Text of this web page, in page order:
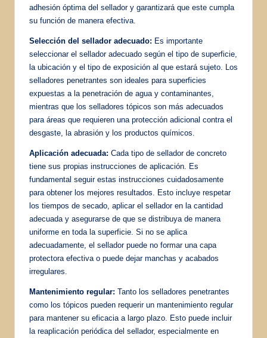
adhesión óptima del sellador y garantizará que este cumpla
su función de manera efectiva.
Selección del sellador adecuado: Es importante
seleccionar el sellador adecuado según el tipo de superficie,
la ubicación y el tipo de exposición al que estará sujeto. Los
selladores penetrantes son ideales para superficies
expuestas a la penetración de agua y contaminantes,
mientras que los selladores tópicos son más adecuados
para áreas que requieren una protección adicional contra el
desgaste, la abrasión y los productos químicos.
Aplicación adecuada: Cada tipo de sellador de concreto
tiene sus propias instrucciones de aplicación. Es
fundamental seguir estas instrucciones cuidadosamente
para obtener los mejores resultados. Esto incluye respetar
los tiempos de secado, aplicar el sellador en la cantidad
adecuada y asegurarse de que se distribuya de manera
uniforme en toda la superficie. Si no se aplica
adecuadamente, el sellador puede no formar una capa
protectora efectiva o puede dejar manchas y acabados
irregulares.
Mantenimiento regular: Tanto los selladores penetrantes
como los tópicos pueden requerir un mantenimiento regular
para mantener su eficacia a largo plazo. Esto puede incluir
la reaplicación periódica del sellador, especialmente en